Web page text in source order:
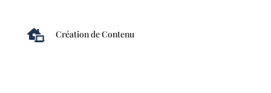
 Création de Contenu